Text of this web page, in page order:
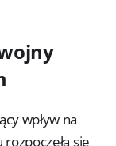
wpływ na
się